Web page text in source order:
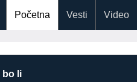
Početna Vesti Video
bo li